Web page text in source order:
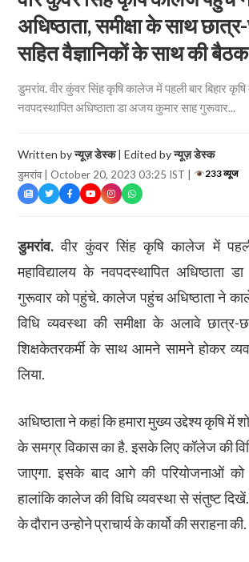
अधिष्ठाता, समीक्षा के साथ
सहित वैज्ञानिकों के साथ की बैठक
डुमरांव. वीर कुंवर सिंह कृषि कालेज में पहली बार बिहार कृषि
नवपदस्थापित अधिष्ठाता डा अजय कुमार साह गुरूवार...
Written byन्यूज़ डेस्क| Edited byन्यूज़ डेस्क
डुमरांव | October 20, 2023 03:25 IST | 233 व्यूज
डुमरांव. वीर कुंवर सिंह कृषि कालेज में
महाविद्यालय के नवपदस्थापित अधिष्ठाता
गुरूवार को पहुंचे. कालेज पहुंच अधिष्ठाता ने
विधि व्यवस्था की समीक्षा के अलावे छात्र-
शिक्षकेतरकर्मी के साथ आमने सामने होकर
लिया.
अधिष्ठाता ने कहां कि हमारा मुख्य उद्देश्य कृषि में
के समग्र विकास का है. इसके लिए कॉलेज की
जाएगा. इसके बाद आगे की परियोजनाओं को
हालांकि कालेज की विधि व्यवस्था से संतुष्ट
के दौरान उन्होने प्राचार्य के कार्यो की सराहना की.